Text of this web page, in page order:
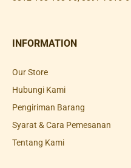
INFORMATION
Our Store
Hubungi Kami
Pengiriman Barang
Syarat & Cara Pemesanan
Tentang Kami